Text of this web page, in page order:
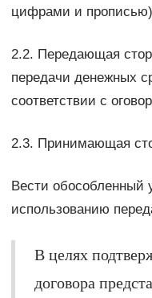
цифрами и
2.2. Передающая
передачи денежных
соответствии с
2.3. Принимающая
Вести обособленный
использованию
В целях
договора